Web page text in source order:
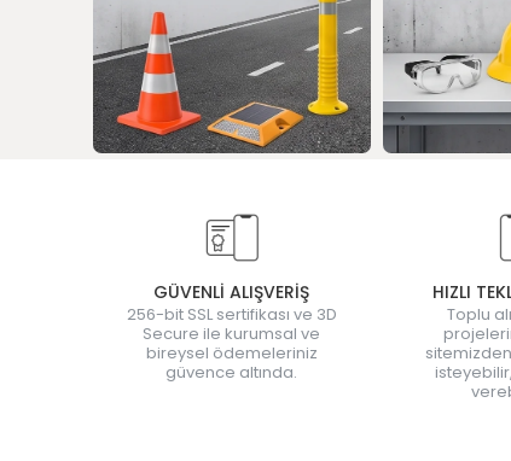
GÜVENLİ ALIŞVERİŞ
256-bit SSL sertifikası ve 3D
Secure ile kurumsal ve
bireysel ödemeleriniz
güvence altında.
HIZLI
Toplu